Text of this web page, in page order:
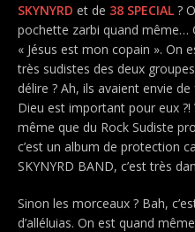
SKYNYRD et de 38 SPECIAL ?
pochette zarbi quand même…
« Jésus est mon copain ». On
très sudistes des deux
délire ? Ah, ils avaient envie
Dieu est important pour eux
même que du Rock Sudiste
c’est un album de protection
SKYNYRD BAND, c’est très
Sinon les morceaux ? Bah,
d’alléluias. On est quand